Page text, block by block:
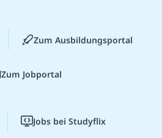
Zum Ausbildungsportal
Zum Jobportal
Jobs bei Studyflix